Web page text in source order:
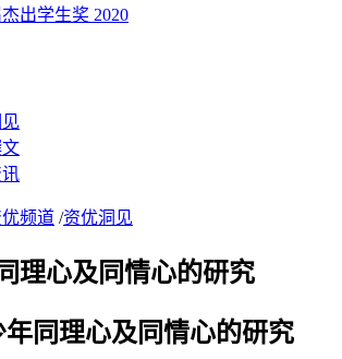
出学生奖 2020
频道 /资优洞见
理心及同情心的研究
年同理心及同情心的研究